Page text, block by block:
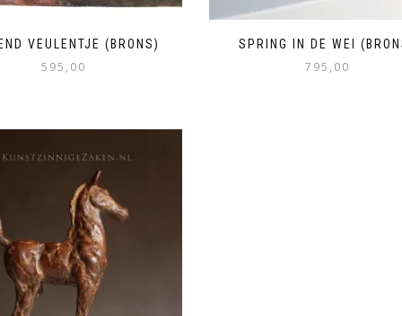
VEULENTJE (BRONS)
595,00
SPRING IN DE WEI
795,00